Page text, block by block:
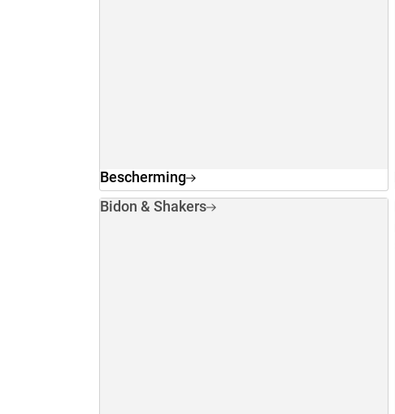
Bescherming
Bidon & Shakers